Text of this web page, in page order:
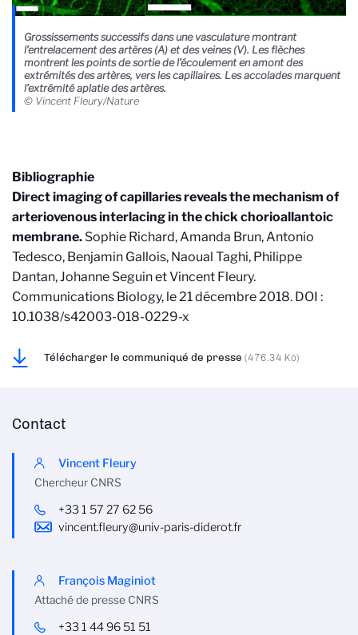
Grossissements successifs dans une vasculature montrant
l’entrelacement des artères (A) et des veines (V). Les flèches
montrent les points de sortie de l’écoulement en amont des
extrémités des artères, vers les capillaires. Les accolades marquent
l’extrémité aplatie des artères.
© Vincent Fleury/Nature
Bibliographie
Direct imaging of capillaries reveals the mechanism of
arteriovenous interlacing in the chick chorioallantoic
membrane. Sophie Richard, Amanda Brun, Antonio
Tedesco, Benjamin Gallois, Naoual Taghi, Philippe
Dantan, Johanne Seguin et Vincent Fleury.
Communications Biology, le 21 décembre 2018. DOI :
10.1038/s42003-018-0229-x
Télécharger le communiqué de presse (476.34 Ko)
Contact
Vincent Fleury
Chercheur CNRS
+33 1 57 27 62 56
vincent.fleury@univ-paris-diderot.fr
François Maginiot
Attaché de presse CNRS
+33 1 44 96 51 51